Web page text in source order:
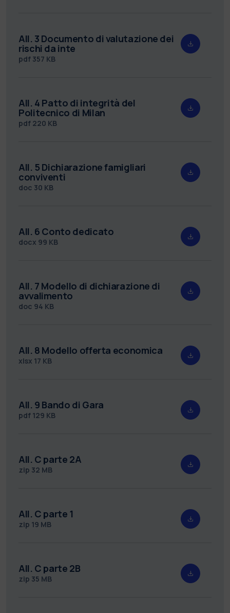
All. 3 Documento di valutazione dei
rischi da inte
pdf 357 KB
All. 4 Patto di integrità del
Politecnico di Milan
pdf 220 KB
All. 5 Dichiarazione famigliari
conviventi
doc 30 KB
All. 6 Conto dedicato
docx 99 KB
All. 7 Modello di dichiarazione di
avvalimento
doc 94 KB
All. 8 Modello offerta economica
xlsx 17 KB
All. 9 Bando di Gara
pdf 129 KB
All. C parte 2A
zip 32 MB
All. C parte 1
zip 19 MB
All. C parte 2B
zip 35 MB